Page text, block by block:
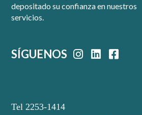
depositado su confianza en nuestros
servicios.
SÍGUENOS
Tel 2253-1414